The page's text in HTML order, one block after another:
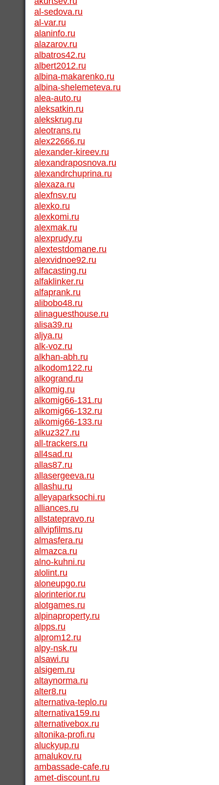
al-sedova.ru
al-var.ru
alaninfo.ru
alazarov.ru
albatros42.ru
albert2012.ru
albina-makarenko.ru
albina-shelemeteva.ru
alea-auto.ru
aleksatkin.ru
alekskrug.ru
aleotrans.ru
alex22666.ru
alexander-kireev.ru
alexandraposnova.ru
alexandrchuprina.ru
alexaza.ru
alexfnsv.ru
alexko.ru
alexkomi.ru
alexmak.ru
alexprudy.ru
alextestdomane.ru
alexvidnoe92.ru
alfacasting.ru
alfaklinker.ru
alfaprank.ru
alibobo48.ru
alinaguesthouse.ru
alisa39.ru
aljya.ru
alk-voz.ru
alkhan-abh.ru
alkodom122.ru
alkogrand.ru
alkomig.ru
alkomig66-131.ru
alkomig66-132.ru
alkomig66-133.ru
alkuz327.ru
all-trackers.ru
all4sad.ru
allas87.ru
allasergeeva.ru
allashu.ru
alleyaparksochi.ru
alliances.ru
allstatepravo.ru
allvipfilms.ru
almasfera.ru
almazca.ru
alno-kuhni.ru
alolint.ru
aloneupgo.ru
alorinterior.ru
alotgames.ru
alpinaproperty.ru
alpps.ru
alprom12.ru
alpy-nsk.ru
alsawi.ru
alsigem.ru
altaynorma.ru
alter8.ru
alternativa-teplo.ru
alternativa159.ru
alternativebox.ru
altonika-profi.ru
aluckyup.ru
amalukov.ru
ambassade-cafe.ru
amet-discount.ru